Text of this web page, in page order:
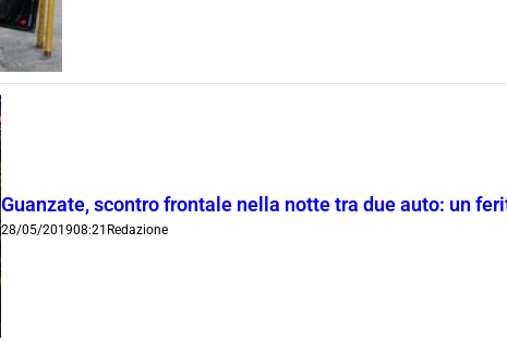
Guanzate, scontro frontale nella notte tra due auto: un
28/05/201908:21 Redazione